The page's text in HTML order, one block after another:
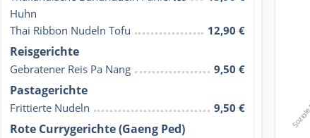
Huhn
Thai Ribbon Nudeln Tofu 12,90 €
Reisgerichte
Gebratener Reis Pa Nang 9,50 €
Pastagerichte
Frittierte Nudeln 9,50 €
Rote Currygerichte (Gaeng Ped)